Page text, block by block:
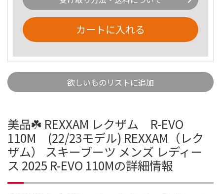
カートに入れる
欲しいものリストに追加
美品☘️ REXXAM レクザム R-EVO
110M (22/23モデル) REXXAM（レク
ザム） スキーブーツ メンズ レディー
ス 2025 R-EVO 110Mの詳細情報